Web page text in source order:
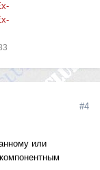
#4
или